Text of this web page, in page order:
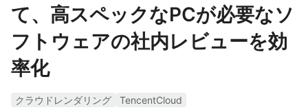
て、高スペックなPCが必要なソ
フトウェアの社内レビューを効
率化
クラウドレンダリング
TencentCloud